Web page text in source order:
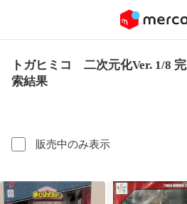
トガヒミコ 二次元化Ver. 1/8
索結果
販売中のみ表示